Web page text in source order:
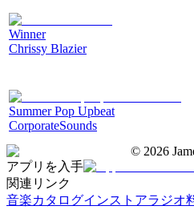
Winner
Chrissy Blazier
Summer Pop Upbeat
CorporateSounds
© 2026
アプリを入手
関連リンク
音楽カタログインストアラジオ